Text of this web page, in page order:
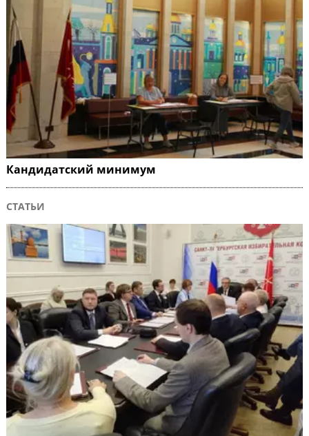
Кандидатский минимум
СТАТЬИ